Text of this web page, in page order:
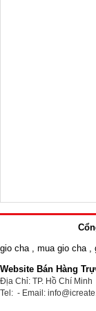
gio cha, mua gio cha,
Website Bán Hàng
Địa Chỉ: TP. Hồ Chí Minh
Tel: - Email: